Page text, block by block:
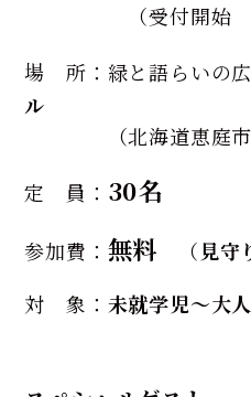
（受付開始 13
場 所：緑と語らいの
ル
（北海道恵庭市緑
定 員： 30名
参加費： 無料 （見守
対 象： 未就学児～大